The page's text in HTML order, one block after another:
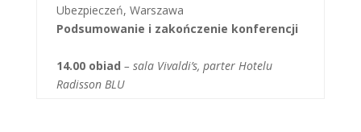
Ubezpieczeń, Warszawa
Podsumowanie i zakończenie konferencji
14.00 obiad – sala Vivaldi’s, parter Hotelu
Radisson BLU